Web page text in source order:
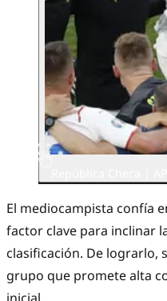
El mediocampista confía
factor clave para inclinar
clasificación. De lograrlo,
grupo que promete alta